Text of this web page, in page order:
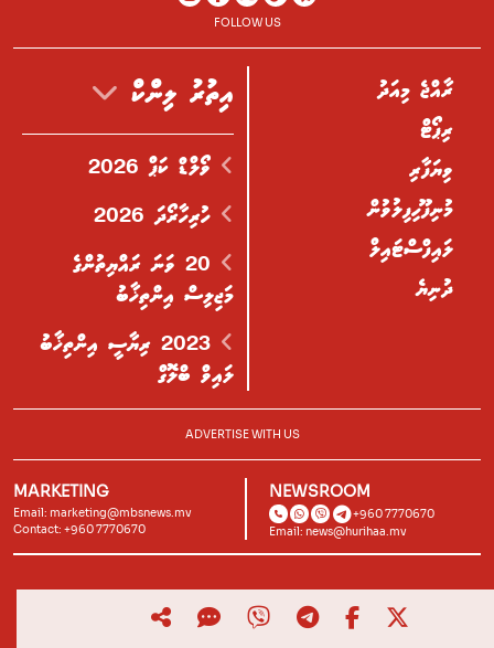
FOLLOW US
ރާއްޖެ މިއަދު
ރިޕޯޓް
ވިޔަފާރި
މުނިފޫހިފިލުވުން
ލައިފްސްޓައިލް
ދުނިޔެ
އިތުރު ލިންކް
ވޯލްޑް ކަޕް 2026
ހުރިހާރޯދަ 2026
20 ވަނަ ރައްޔިތުންގެ
މަޖިލިސް އިންތިޚާބު
2023 ރިޔާސީ އިންތިޚާބު
ލައިވް ބްލޮގް
ADVERTISE WITH US
MARKETING
Email: marketing@mbsnews.mv
Contact: +960 7770670
NEWSROOM
+960 7770670
Email: news@hurihaa.mv
Powered by
Lagoon Labs